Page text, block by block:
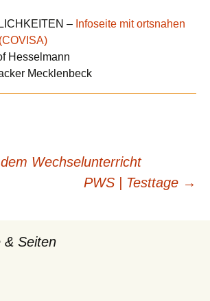
– Infoseite mit ortsnahen
Hesselmann
Mecklenbeck
Wechselunterricht
PWS | Testtage →
& Seiten